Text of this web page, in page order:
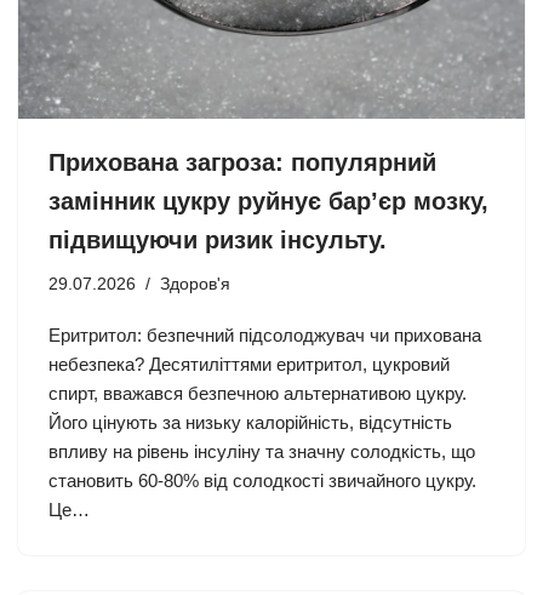
Прихована загроза: популярний
замінник цукру руйнує бар’єр мозку,
підвищуючи ризик інсульту.
29.07.2026 Здоров'я
Еритритол: безпечний підсолоджувач чи прихована
небезпека? Десятиліттями еритритол, цукровий
спирт, вважався безпечною альтернативою цукру.
Його цінують за низьку калорійність, відсутність
впливу на рівень інсуліну та значну солодкість, що
становить 60-80% від солодкості звичайного цукру.
Це…